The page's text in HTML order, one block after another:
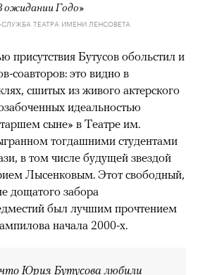
ожидании Годо»
ТЕАТРА ИМЕНИ ЛЕНСОВЕТА
присутствия Бутусов обольстил и
соавторов: это видно в
сшитых из живого актерского
идеальностью
сыне» в Театре им.
тогдашними студентами
в том числе будущей звездой
Лысенковым. Этот свободный,
дощатого забора
был лучшим прочтением
начала 2000-х.
Юрия Бутусова любили